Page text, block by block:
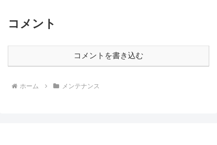
コメント
コメントを書き込む
ホーム メンテナンス